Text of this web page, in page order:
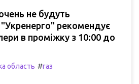
не будуть
рекомендує
в проміжку з 10:00 до
область #газ